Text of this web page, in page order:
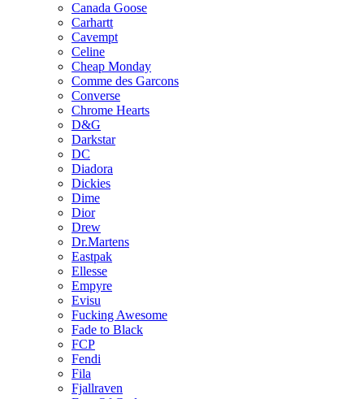
Canada Goose
Carhartt
Cavempt
Celine
Cheap Monday
Comme des Garcons
Converse
Chrome Hearts
D&G
Darkstar
DC
Diadora
Dickies
Dime
Dior
Drew
Dr.Martens
Eastpak
Ellesse
Empyre
Evisu
Fucking Awesome
Fade to Black
FCP
Fendi
Fila
Fjallraven